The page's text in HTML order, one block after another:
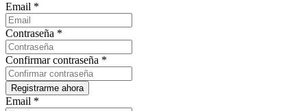
Email *
Contraseña *
Confirmar contraseña *
Email *